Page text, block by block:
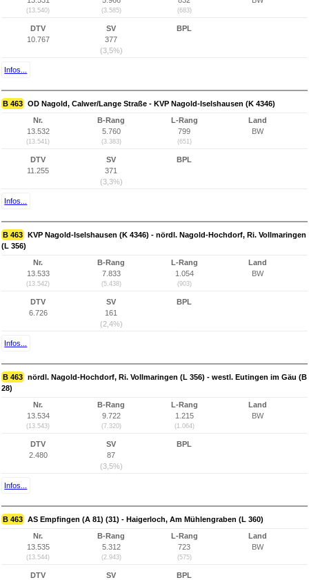
(13.540) (3.585) (683)
DTV
10.767
SV
377
(3,5%)
BPL
Infos...
B 463 OD Nagold, Calwer/Lange Straße - KVP Nagold-Iselshausen (K 4346)
Nr.
13.532
(13.541)
B-Rang
5.760
(3.383)
L-Rang
799
(651)
Land
BW
DTV
11.255
SV
371
(3,3%)
BPL
Infos...
B 463 KVP Nagold-Iselshausen (K 4346) - nördl. Nagold-Hochdorf, Ri. Vollmaringen
(L 356)
Nr.
13.533
(13.542)
B-Rang
7.833
(5.438)
L-Rang
1.054
(903)
Land
BW
DTV
6.726
SV
161
(2,4%)
BPL
Infos...
B 463 nördl. Nagold-Hochdorf, Ri. Vollmaringen (L 356) - westl. Eutingen im Gäu (B
28)
Nr.
13.534
(13.543)
B-Rang
9.722
(7.320)
L-Rang
1.215
(1.064)
Land
BW
DTV
2.480
SV
87
(3,5%)
BPL
Infos...
B 463 AS Empfingen (A 81) (31) - Haigerloch, Am Mühlengraben (L 360)
Nr.
13.535
(13.544)
B-Rang
5.312
(2.943)
L-Rang
723
(575)
Land
BW
DTV
SV
BPL